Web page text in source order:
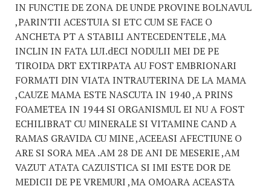
IN FUNCTIE DE ZONA DE UNDE PROVINE BOLNAVUL
,PARINTII ACESTUIA SI ETC CUM SE FACE O
ANCHETA PT A STABILI ANTECEDENTELE ,MA
INCLIN IN FATA LUI.dECI NODULII MEI DE PE
TIROIDA DRT EXTIRPATA AU FOST EMBRIONARI
FORMATI DIN VIATA INTRAUTERINA DE LA MAMA
,CAUZE MAMA ESTE NASCUTA IN 1940 ,A PRINS
FOAMETEA IN 1944 SI ORGANISMUL EI NU A FOST
ECHILIBRAT CU MINERALE SI VITAMINE CAND A
RAMAS GRAVIDA CU MINE ,ACEEASI AFECTIUNE O
ARE SI SORA MEA .AM 28 DE ANI DE MESERIE ,AM
VAZUT ATATA CAZUISTICA SI IMI ESTE DOR DE
MEDICII DE PE VREMURI ,MA OMOARA ACEASTA